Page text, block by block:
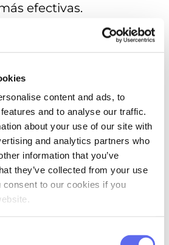
content and ads, to
and to analyse our traffic.
about your use of our site with
and analytics partners who
information that you’ve
they’ve collected from your use
to our cookies if you
efectivas.
es que al escribir un
gráfico, debes incluir
puestos que sean al
para el trabajo que
Por ejemplo, trabajar en
local puede no estar
con convertirse
redes sociales. Sin
mencionar que, como
creaste ilustraciones
el flujo de clientes en un